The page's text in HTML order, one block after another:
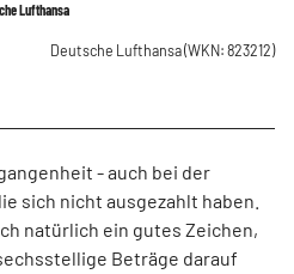
Lufthansa
Deutsche Lufthansa(WKN: 823212)
- auch bei der
sich nicht ausgezahlt haben.
natürlich ein gutes Zeichen,
Beträge darauf